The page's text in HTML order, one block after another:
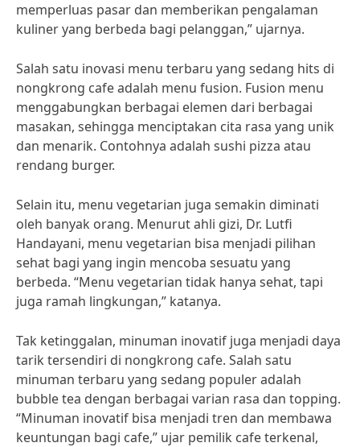
memperluas pasar dan memberikan pengalaman
kuliner yang berbeda bagi pelanggan,” ujarnya.
Salah satu inovasi menu terbaru yang sedang hits di
nongkrong cafe adalah menu fusion. Fusion menu
menggabungkan berbagai elemen dari berbagai
masakan, sehingga menciptakan cita rasa yang unik
dan menarik. Contohnya adalah sushi pizza atau
rendang burger.
Selain itu, menu vegetarian juga semakin diminati
oleh banyak orang. Menurut ahli gizi, Dr. Lutfi
Handayani, menu vegetarian bisa menjadi pilihan
sehat bagi yang ingin mencoba sesuatu yang
berbeda. “Menu vegetarian tidak hanya sehat, tapi
juga ramah lingkungan,” katanya.
Tak ketinggalan, minuman inovatif juga menjadi daya
tarik tersendiri di nongkrong cafe. Salah satu
minuman terbaru yang sedang populer adalah
bubble tea dengan berbagai varian rasa dan topping.
“Minuman inovatif bisa menjadi tren dan membawa
keuntungan bagi cafe,” ujar pemilik cafe terkenal,